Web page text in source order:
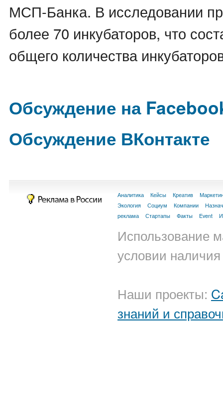
МСП-Банка. В исследовании
более 70 инкубаторов, что
общего количества
Обсуждение на
Обсуждение ВКонтакте
Аналитика Кейсы Креатив
Экология
Социум Компании
реклама
Стартапы Факты Event
Использование
условии
Наши проекты:
знаний и